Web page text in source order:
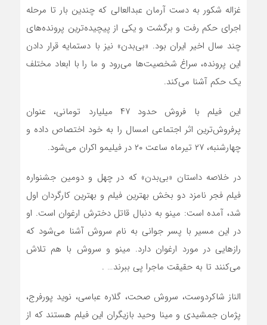
غزاله شکور به دست آرمان عبدالعالی که چندین بار تا مرحله
اجرای حکم رفت و برگشت و یکی از پیچیده‌ترین پرونده‌های
چند سال اخیر ایران بود. «بی‌بدن» نیز با دستمایه قرار دادن
این پرونده، سراغ شخصیت‌ها می‌رود و ما را با ابعاد مختلف
یک حکم آشنا می‌کند.
این فیلم با فروش حدود ۴۷ میلیارد تومانی، عنوان
پرفروش‌ترین اثر اجتماعی امسال را به خود اختصاص داده و
چهارشنبه، ۲۷ تیرماه ساعت ۲۰ در فیلیمو اکران می‌شود.
در خلاصه داستان «بی‎‌بدن» که در چهل و دومین جشنواره
فیلم فجر نامزد دو بخش بهترین فیلم و بهترین کارگردان اول
شد، آمده است: مینو به دنبال قاتل دخترش ارغوان است. او
در این مسیر با پسر جوانی به نام سروش آشنا می‌شود که
رازهایی در مورد ارغوان دارد. مینو و سروش با هم تلاش
می‌کنند تا به حقیقت ماجرا پی ببرند… .
الناز شاکردوست، سروش صحت، گلاره عباسی، نوید پورفرج،
پژمان جمشیدی و مینا وحید بازیگران این فیلم هستند که از